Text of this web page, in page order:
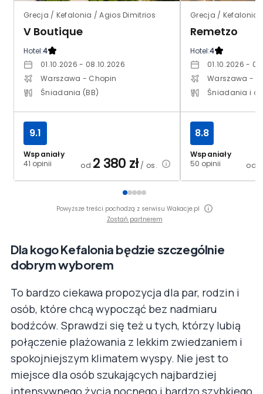
Grecja / Kefalonia / Agios Dimitrios
V Boutique
Hotel:4
01.10.2026 - 08.10.2026
Warszawa - Chopin
Śniadania (BB)
Wspaniały
41 opinii
9.1
od 2 380 zł/ os.
Grecja / Kefalonia
Remetzo
Hotel:4
01.10.2026 -
Warszawa -
Śniadania i
Wspaniały
50 opinii
8.8
od
Powyższe treści pochodzą z serwisu Wakacje.pl
Zostań partnerem
Dla kogo Kefalonia będzie szczególnie
dobrym wyborem
To bardzo ciekawa propozycja dla par, rodzin i
osób, które chcą wypocząć bez nadmiaru
bodźców. Sprawdzi się też u tych, którzy lubią
połączenie plażowania z lekkim zwiedzaniem i
spokojniejszym klimatem wyspy. Nie jest to
miejsce dla osób szukających najbardziej